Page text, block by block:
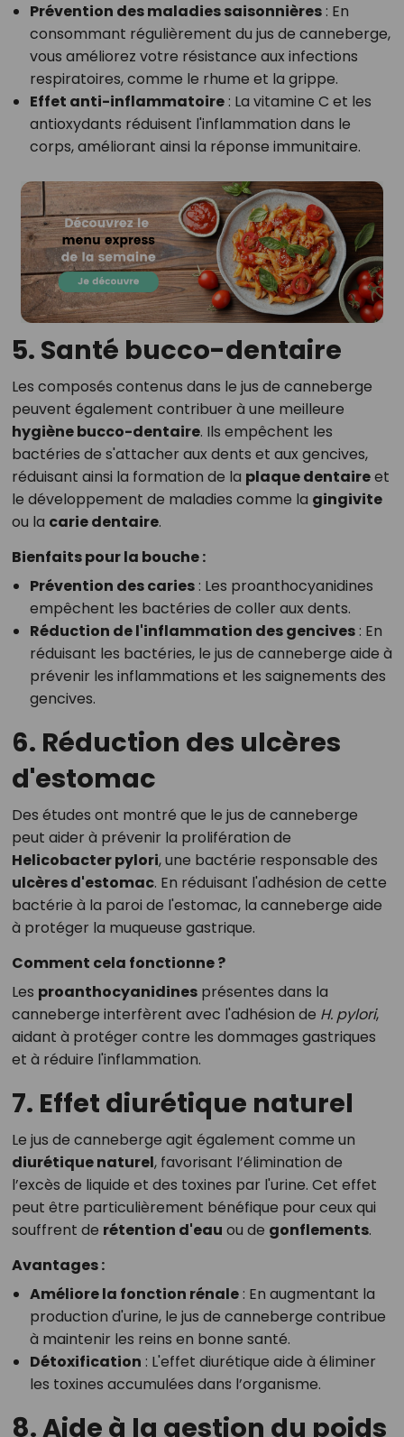
Prévention des maladies saisonnières: En
consommant régulièrement du jus de canneberge,
vous améliorez votre résistance aux infections
respiratoires, comme le rhume et la grippe.
Effet anti-inflammatoire: La vitamine C et les
antioxydants réduisent l'inflammation dans le
corps, améliorant ainsi la réponse immunitaire.
5. Santé bucco-dentaire
Les composés contenus dans le jus de canneberge
peuvent également contribuer à une meilleure
hygiène bucco-dentaire. Ils empêchent les
bactéries de s'attacher aux dents et aux gencives,
réduisant ainsi la formation de la plaque dentaireet
le développement de maladies comme la gingivite
ou la carie dentaire.
Bienfaits pour la bouche :
Prévention des caries: Les proanthocyanidines
empêchent les bactéries de coller aux dents.
Réduction de l'inflammation des gencives: En
réduisant les bactéries, le jus de canneberge aide à
prévenir les inflammations et les saignements des
gencives.
6. Réduction des ulcères
d'estomac
Des études ont montré que le jus de canneberge
peut aider à prévenir la prolifération de
Helicobacter pylori, une bactérie responsable des
ulcères d'estomac. En réduisant l'adhésion de cette
bactérie à la paroi de l'estomac, la canneberge aide
à protéger la muqueuse gastrique.
Comment cela fonctionne ?
Les proanthocyanidinesprésentes dans la
canneberge interfèrent avec l'adhésion de H. pylori,
aidant à protéger contre les dommages gastriques
et à réduire l'inflammation.
7. Effet diurétique naturel
Le jus de canneberge agit également comme un
diurétique naturel, favorisant l’élimination de
l’excès de liquide et des toxines par l'urine. Cet effet
peut être particulièrement bénéfique pour ceux qui
souffrent de rétention d'eau ou de gonflements.
Avantages :
Améliore la fonction rénale: En augmentant la
production d'urine, le jus de canneberge contribue
à maintenir les reins en bonne santé.
Détoxification : L'effet diurétique aide à éliminer
les toxines accumulées dans l’organisme.
8. Aide à la gestion du poids